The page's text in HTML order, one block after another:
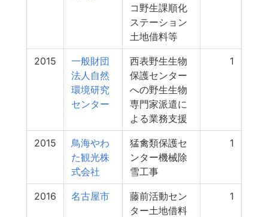
コ野生課順化
ステーション
土地借料等
2015
一般財団
法人自然
環境研究
センター
西表野生生物
保護センター
への野生生物
専門家派遣に
よる業務支援
1
2015
鳥海やわ
た観光株
式会社
猛禽類保護セ
ンター機械除
雪工事
1
2016 名古屋市
藤前活動セン
ター土地借料
1